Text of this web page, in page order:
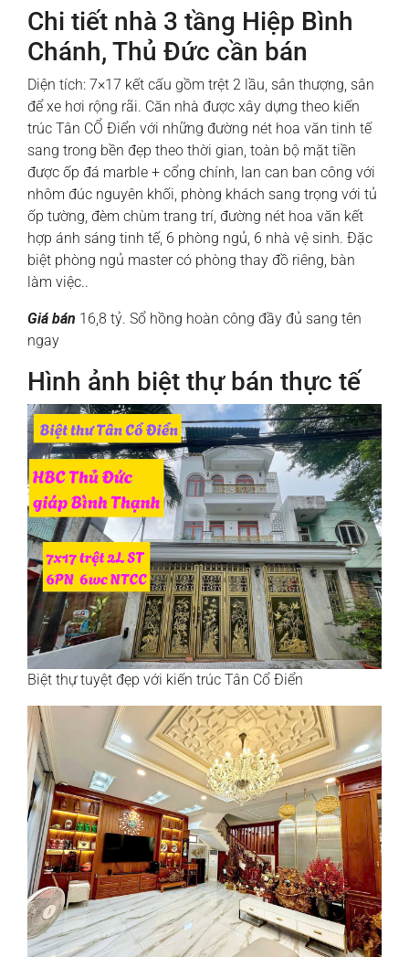
Chi tiết nhà 3 tầng Hiệp Bình
Chánh, Thủ Đức cần bán
Diện tích: 7×17 kết cấu gồm trệt 2 lầu, sân thượng, sân
để xe hơi rộng rãi. Căn nhà được xây dựng theo kiến
trúc Tân CỔ Điển với những đường nét hoa văn tinh tế
sang trong bền đẹp theo thời gian, toàn bộ mặt tiền
được ốp đá marble + cổng chính, lan can ban công với
nhôm đúc nguyên khối, phòng khách sang trọng với tủ
ốp tường, đèm chùm trang trí, đường nét hoa văn kết
hợp ánh sáng tinh tế, 6 phòng ngủ, 6 nhà vệ sinh. Đặc
biệt phòng ngủ master có phòng thay đồ riêng, bàn
làm việc..
Giá bán 16,8 tỷ. Sổ hồng hoàn công đầy đủ sang tên
ngay
Hình ảnh biệt thự bán thực tế
Biệt thự tuyệt đẹp với kiến trúc Tân Cổ Điển